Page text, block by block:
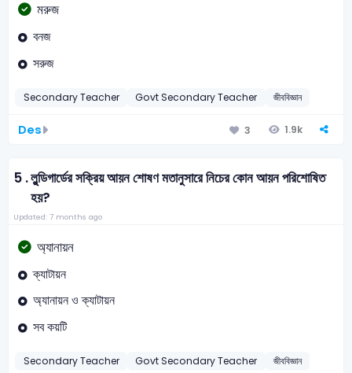
মরুজ
বনজ
সরুজ
Secondary Teacher Govt Secondary Teacher জীববিজ্ঞান
Des 3 1.9k
5 .লুন্ডিগার্ডের সক্রিয় আয়ন শোষণ মতানুসারে নিচের কোন আয়ন পরিশোষিত
হয়?
Updated: 7 months ago
অ্যানায়ন
ক্যাটায়ন
অ্যানায়ন ও ক্যাটায়ন
সব কয়টি
Secondary Teacher Govt Secondary Teacher জীববিজ্ঞান